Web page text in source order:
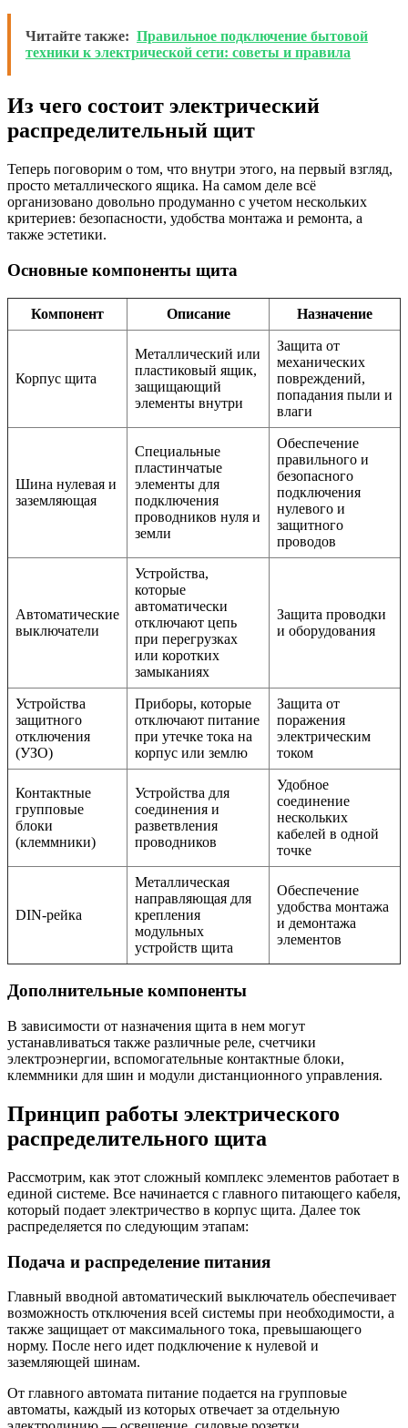
Читайте также: Правильное подключение бытовой
техники к электрической сети: советы и правила
Из чего состоит электрический
распределительный щит
Теперь поговорим о том, что внутри этого, на первый взгляд,
просто металлического ящика. На самом деле всё
организовано довольно продуманно с учетом нескольких
критериев: безопасности, удобства монтажа и ремонта, а
также эстетики.
Основные компоненты щита
Компонент Описание Назначение
Корпус щита
Металлический или
пластиковый ящик,
защищающий
элементы внутри
Защита от
механических
повреждений,
попадания пыли и
влаги
Шина нулевая и
заземляющая
Специальные
пластинчатые
элементы для
подключения
проводников нуля и
земли
Обеспечение
правильного и
безопасного
подключения
нулевого и
защитного
проводов
Автоматические
выключатели
Устройства,
которые
автоматически
отключают цепь
при перегрузках
или коротких
замыканиях
Защита проводки
и оборудования
Устройства
защитного
отключения
(УЗО)
Приборы, которые
отключают питание
при утечке тока на
корпус или землю
Защита от
поражения
электрическим
током
Контактные
групповые
блоки
(клеммники)
Устройства для
соединения и
разветвления
проводников
Удобное
соединение
нескольких
кабелей в одной
точке
DIN-рейка
Металлическая
направляющая для
крепления
модульных
устройств щита
Обеспечение
удобства монтажа
и демонтажа
элементов
Дополнительные компоненты
В зависимости от назначения щита в нем могут
устанавливаться также различные реле, счетчики
электроэнергии, вспомогательные контактные блоки,
клеммники для шин и модули дистанционного управления.
Принцип работы электрического
распределительного щита
Рассмотрим, как этот сложный комплекс элементов работает в
единой системе. Все начинается с главного питающего кабеля,
который подает электричество в корпус щита. Далее ток
распределяется по следующим этапам:
Подача и распределение питания
Главный вводной автоматический выключатель обеспечивает
возможность отключения всей системы при необходимости, а
также защищает от максимального тока, превышающего
норму. После него идет подключение к нулевой и
заземляющей шинам.
От главного автомата питание подается на групповые
автоматы, каждый из которых отвечает за отдельную